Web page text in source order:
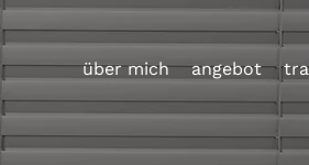
über mich angebot